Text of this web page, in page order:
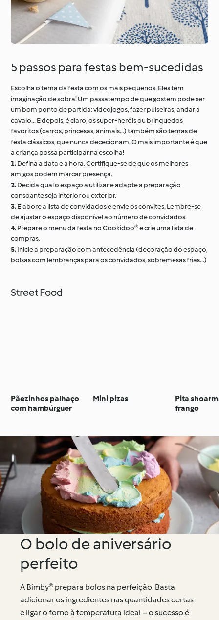
5 passos para festas bem‑sucedidas
Escolha o tema da festa com os mais pequenos. Eles têm
imaginação de sobra! Um passatempo de que gostem pode ser
um bom ponto de partida: videojogos, fazer pulseiras, andar a
cavalo... E depois, é claro, os super‑heróis ou brinquedos
favoritos (carros, princesas, animais…) também são temas de
festa clássicos, que nunca dececionam. O mais importante é que
a criança possa participar na escolha!
1.Defina a data e a hora. Certifique-se de que os melhores
amigos podem marcar presença.
2.Decida qual o espaço a utilizar e adapte a preparação
consoante seja interior ou exterior.
3.Elabore a lista de convidados e envie os convites. Lembre-se
de ajustar o espaço disponível ao número de convidados.
4.Prepare o menu da festa no Cookidoo® e crie uma lista de
compras.
5.Inicie a preparação com antecedência (decoração do espaço,
bolsas com lembranças para os convidados, sobremesas frias...)
Street Food
Pãezinhos palhaço
com hambúrguer
Mini pizas
Pita
frango
O bolo de aniversário
perfeito
A Bimby® prepara bolos na perfeição. Basta
adicionar os ingredientes nas quantidades certas
e ligar o forno à temperatura ideal – o sucesso é